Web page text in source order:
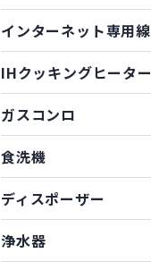
インターネット専用線
IHクッキングヒーター
ガスコンロ
食洗機
ディスポーザー
浄水器